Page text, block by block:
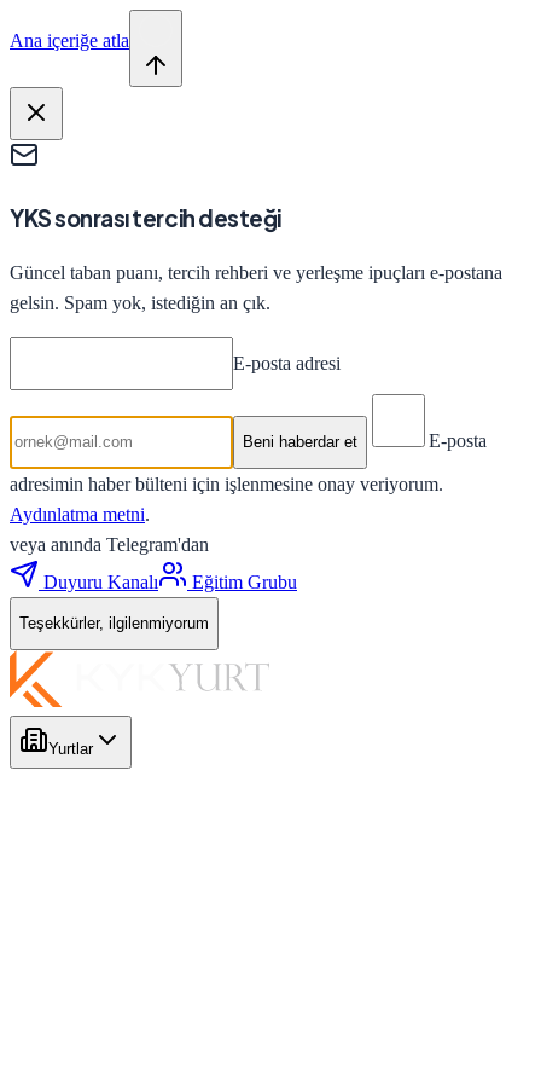
Ana içeriğe atla
YKS sonrası tercih desteği
Güncel taban puanı, tercih rehberi ve yerleşme ipuçları e-postana
gelsin. Spam yok, istediğin an çık.
E-posta adresi
Beni haberdar et E-posta
adresimin haber bülteni için işlenmesine onay veriyorum.
Aydınlatma metni.
veya anında Telegram'dan
Duyuru Kanalı
Eğitim Grubu
Teşekkürler, ilgilenmiyorum
Yurtlar